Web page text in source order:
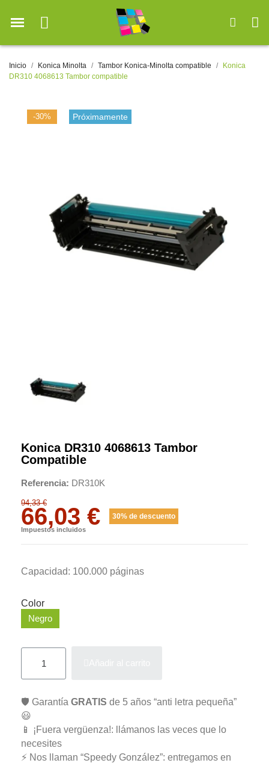
Inicio Konica Minolta Tambor Konica-Minolta compatible
Konica
DR310 4068613 Tambor compatible
-30% Próximamente
Konica DR310 4068613 Tambor
Compatible
Referencia DR310K
94,33 €
66,03 € 30% de descuento
Impuestos incluidos
Capacidad: 100.000 páginas
Color
Negro
🛡️ Garantía GRATIS de 5 años “anti letra pequeña”
😃
📱 ¡Fuera vergüenza!: llámanos las veces que lo
necesites
⚡ Nos llaman “Speedy González”: entregamos en